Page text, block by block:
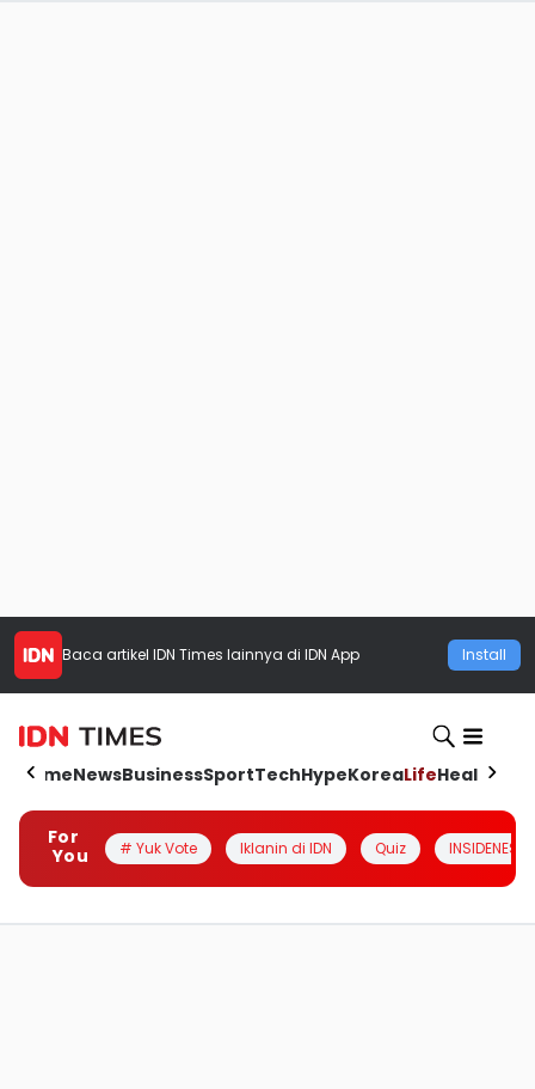
Baca artikel IDN Times lainnya di IDN App Install
HomeNewsBusinessSportTechHypeKoreaLifeHealth
For
You
# Yuk Vote Iklanin di IDN Quiz INSIDENESIA